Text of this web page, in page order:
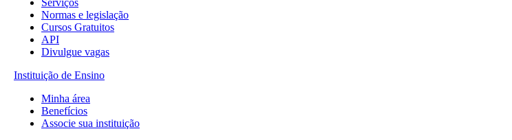
Serviços
Normas e legislação
Cursos Gratuitos
API
Divulgue vagas
Instituição de Ensino
Minha área
Benefícios
Associe sua instituição